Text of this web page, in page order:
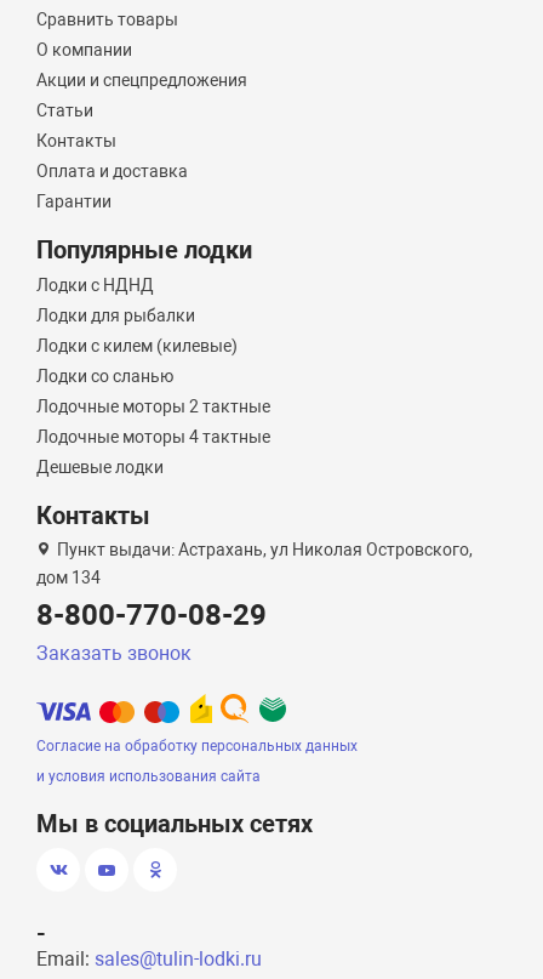
Сравнить товары
О компании
Акции и спецпредложения
Статьи
Контакты
Оплата и доставка
Гарантии
Популярные лодки
Лодки с НДНД
Лодки для рыбалки
Лодки с килем (килевые)
Лодки со сланью
Лодочные моторы 2 тактные
Лодочные моторы 4 тактные
Дешевые лодки
Контакты
Пункт выдачи: Астрахань, ул Николая Островского,
дом 134
8-800-770-08-29
Заказать звонок
Согласие на обработку персональных данных
и условия использования сайта
Мы в социальных сетях
-
Email: sales@tulin-lodki.ru